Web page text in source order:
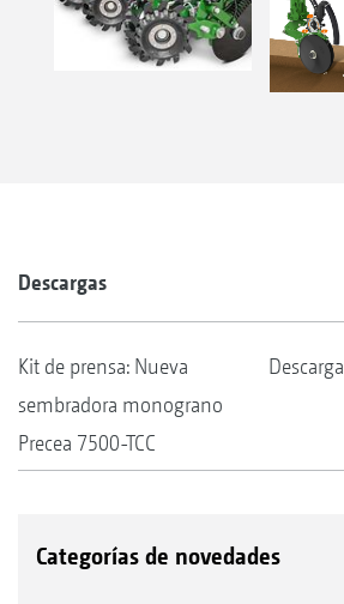
Descargas
Kit de prensa: Nueva
sembradora monograno
Precea 7500-TCC
Descarga
Categorías de novedades